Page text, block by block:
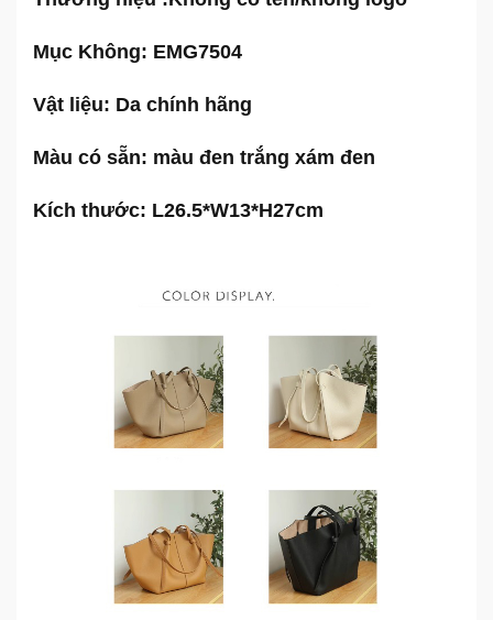
Mục Không: EMG7504
Vật liệu: Da chính hãng
Màu có sẵn: màu đen trắng xám đen
Kích thước: L26.5*W13*H27cm